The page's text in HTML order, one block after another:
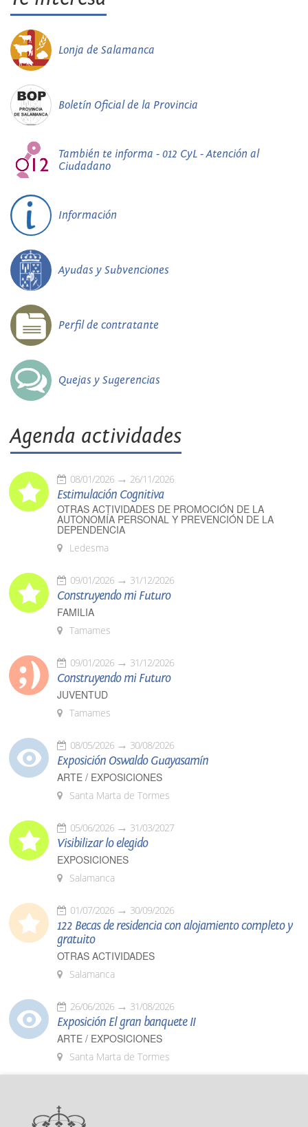
Lonja de Salamanca
Boletín Oficial de la Provincia
También te informa - 012 CyL - Atención al
Ciudadano
Información
Ayudas y Subvenciones
Perfil de contratante
Quejas y Sugerencias
Agenda actividades
08/01/2026 26/11/2026
Estimulación Cognitiva
OTRAS ACTIVIDADES DE PROMOCIÓN DE LA
AUTONOMÍA PERSONAL Y PREVENCIÓN DE LA
DEPENDENCIA
Ledesma
09/01/2026 31/12/2026
Construyendo mi Futuro
FAMILIA
Tamames
09/01/2026 31/12/2026
Construyendo mi Futuro
JUVENTUD
Tamames
08/05/2026 30/08/2026
Exposición Oswaldo Guayasamín
ARTE / EXPOSICIONES
Santa Marta de Tormes
05/06/2026 31/03/2027
Visibilizar lo elegido
EXPOSICIONES
Salamanca
01/07/2026 30/09/2026
122 Becas de residencia con alojamiento completo y
gratuito
OTRAS ACTIVIDADES
Salamanca
26/06/2026 31/08/2026
Exposición El gran banquete II
ARTE / EXPOSICIONES
Santa Marta de Tormes